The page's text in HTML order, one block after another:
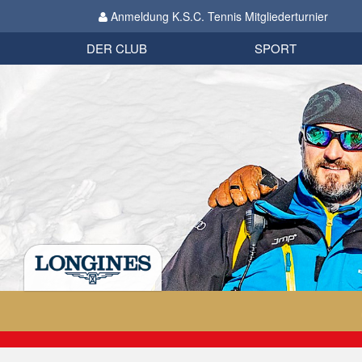
Anmeldung K.S.C. Tennis Mitgliederturnier
DER CLUB
Organisation
SPORT
Biathlon
Datenschutzverordnung 2018
Impressum